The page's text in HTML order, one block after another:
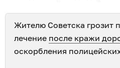
Жителю Советска грозит
лечение после кражи
оскорбления